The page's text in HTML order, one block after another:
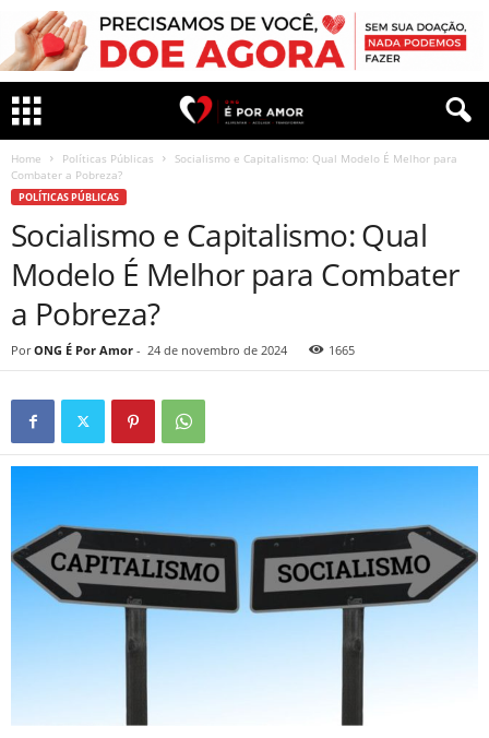
Home Políticas Públicas
Socialismo e Capitalismo: Qual Modelo É Melhor para
Combater a Pobreza?
POLÍTICAS PÚBLICAS
Socialismo e Capitalismo: Qual
Modelo É Melhor para Combater
a Pobreza?
Por ONG É Por Amor - 24 de novembro de 2024 1665